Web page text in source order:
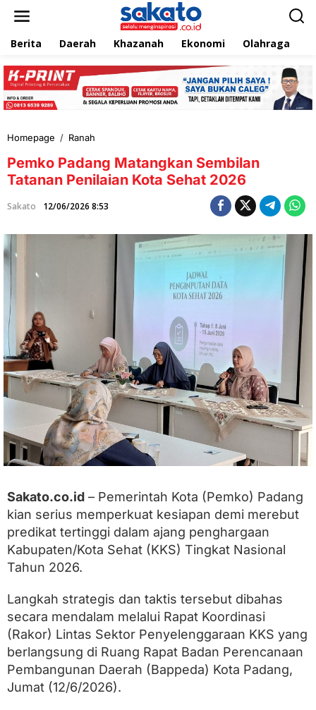
e
k
Berita Daerah Khazanah Ekonomi Olahraga
Homepage / Ranah
m
k
o
P
a
g
k
a
n
S
e
m
b
i
l
a
T
t
a
a
e
n
i
l
a
i
n
Pemko Padang Matangkan Sembilan
Tatanan Penilaian Kota Sehat 2026
Sakato 12/06/2026 8:53
Sakato.co.id – Pemerintah Kota (Pemko) Padang
kian serius memperkuat kesiapan demi merebut
predikat tertinggi dalam ajang penghargaan
Kabupaten/Kota Sehat (KKS) Tingkat Nasional
Tahun 2026.
Langkah strategis dan taktis tersebut dibahas
secara mendalam melalui Rapat Koordinasi
(Rakor) Lintas Sektor Penyelenggaraan KKS yang
berlangsung di Ruang Rapat Badan Perencanaan
Pembangunan Daerah (Bappeda) Kota Padang,
Jumat (12/6/2026).